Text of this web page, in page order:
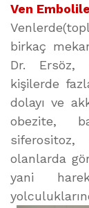
Ven
birkaç
Dr. Ersöz,
kişilerde
dolayı ve
obezite,
olanlarda
yani